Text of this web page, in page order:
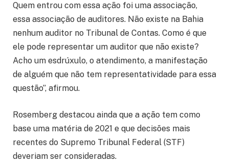
Quem entrou com essa ação foi uma associação,
essa associação de auditores. Não existe na Bahia
nenhum auditor no Tribunal de Contas. Como é que
ele pode representar um auditor que não existe?
Acho um esdrúxulo, o atendimento, a manifestação
de alguém que não tem representatividade para essa
questão”, afirmou.
Rosemberg destacou ainda que a ação tem como
base uma matéria de 2021 e que decisões mais
recentes do Supremo Tribunal Federal (STF)
deveriam ser consideradas.